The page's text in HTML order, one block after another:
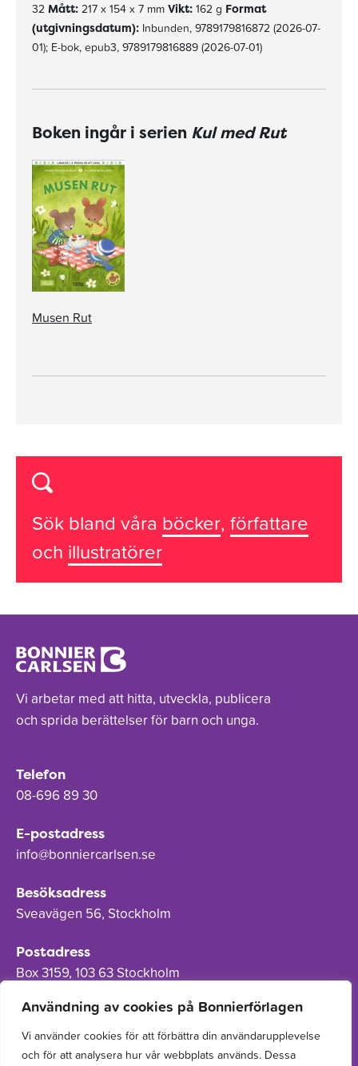
Användning av cookies på Bonnierförlagen
Vi använder cookies för att förbättra din användarupplevelse
och för att analysera hur vår webbplats används. Dessa
32 Mått: 217 x 154 x 7 mm Vikt: 162 g Format
(utgivningsdatum): Inbunden, 9789179816872 (2026-07-
01); E-bok, epub3, 9789179816889 (2026-07-01)
Boken ingår i serien Kul med Rut
Musen Rut
Sök bland våra böcker, författare
och illustratörer
Vi arbetar med att hitta, utveckla, publicera
och sprida berättelser för barn och unga.
Telefon
08-696 89 30
E-postadress
info@bonniercarlsen.se
Besöksadress
Sveavägen 56, Stockholm
Postadress
Box 3159, 103 63 Stockholm
Om Bonnierförlagen